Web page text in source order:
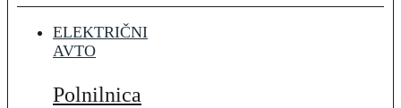
ELEKTRIČNI
AVTO
Polnilnica